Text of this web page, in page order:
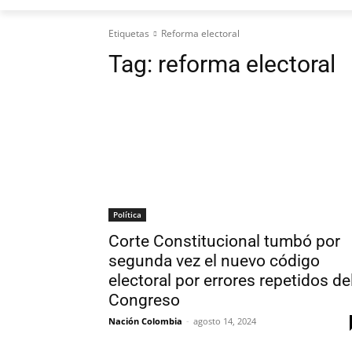
Etiquetas Reforma electoral
Tag: reforma electoral
Política
Corte Constitucional tumbó por
segunda vez el nuevo código
electoral por errores repetidos
Congreso
Nación Colombia - agosto 14, 2024